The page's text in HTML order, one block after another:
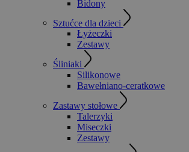
Bidony
Sztućce dla dzieci
Łyżeczki
Zestawy
Śliniaki
Silikonowe
Bawełniano-ceratkowe
Zastawy stołowe
Talerzyki
Miseczki
Zestawy